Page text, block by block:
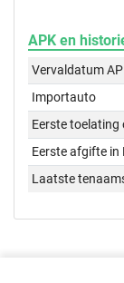
APK en
Vervaldatum
Importauto
Eerste toelating
Eerste afgifte in
Laatste